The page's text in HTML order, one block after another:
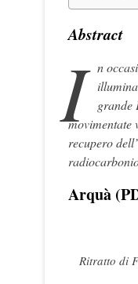
Abstract
I
n
grande
movimentate
recupero
Arquà
Ritratto di